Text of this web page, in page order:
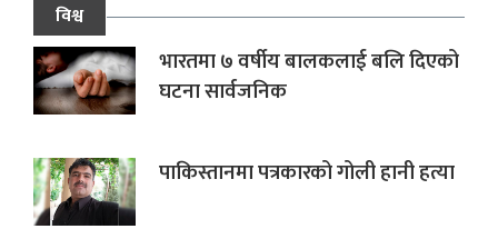
विश्व
भारतमा ७ वर्षीय बालकलाई बलि दिएको
घटना सार्वजनिक
पाकिस्तानमा पत्रकारको गोली हानी हत्या